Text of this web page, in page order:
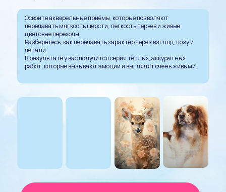
Освоите акварельные приёмы, которые позволяют
передавать мягкость шерсти, лёгкость перьев и живые
цветовые переходы.
Разберётесь, как передавать характер через взгляд, позу и
детали.
В результате у вас получится серия тёплых, аккуратных
работ, которые вызывают эмоции и выглядят очень живыми.